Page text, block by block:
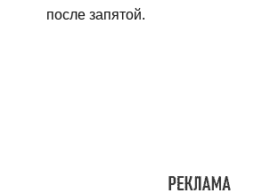
после запятой.